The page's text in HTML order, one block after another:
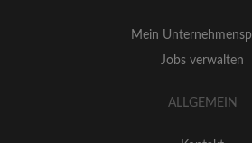
Mein
Jobs verwalten
ALLGEMEIN